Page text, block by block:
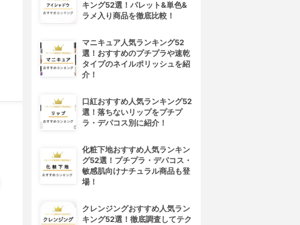
キング52選！パレット&単色&
ラメ入り商品を徹底比較！
マニキュア人気ランキング52
選！おすすめのプチプラや速乾
タイプのネイルポリッシュを紹
介！
口紅おすすめ人気ランキング52
選！落ちないリップをプチプ
ラ・デパコス別に紹介！
化粧下地おすすめ人気ランキン
グ52選！プチプラ・デパコス・
敏感肌向けナチュラル商品も登
場！
クレンジングおすすめ人気ラン
キング52選！徹底調査してテク